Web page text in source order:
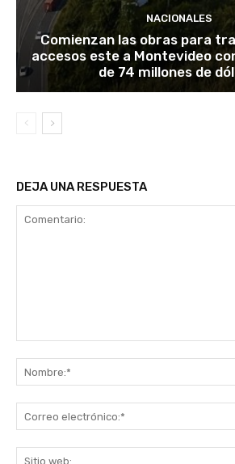
NACIONALES
Comienzan las obras para
accesos este a Montevideo
de 74 millones de
DEJA UNA RESPUESTA